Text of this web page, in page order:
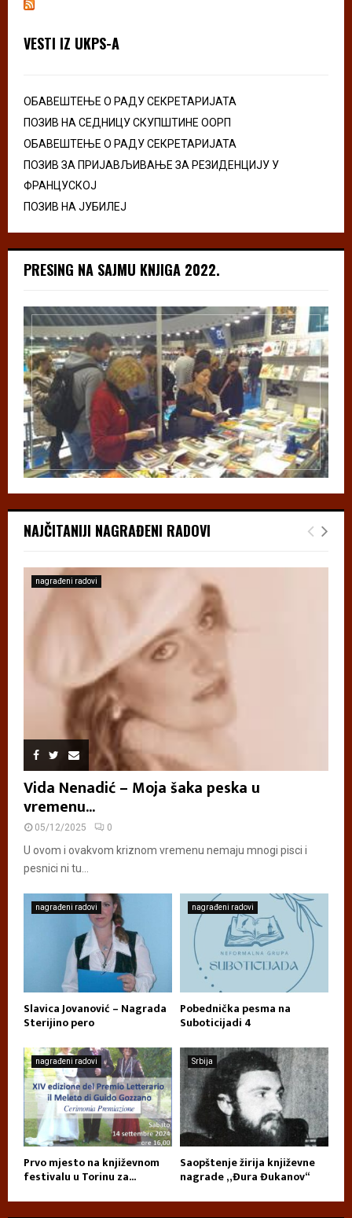
VESTI IZ UKPS-A
ОБАВЕШТЕЊЕ О РАДУ СЕКРЕТАРИЈАТА
ПОЗИВ НА СЕДНИЦУ СКУПШТИНЕ ООРП
ОБАВЕШТЕЊЕ О РАДУ СЕКРЕТАРИЈАТА
ПОЗИВ ЗА ПРИЈАВЉИВАЊЕ ЗА РЕЗИДЕНЦИЈУ У
ФРАНЦУСКОЈ
ПОЗИВ НА ЈУБИЛЕЈ
PRESING NA SAJMU KNJIGA 2022.
NAJČITANIJI NAGRAĐENI RADOVI
nagrađeni radovi
Vida Nenadić – Moja šaka peska u
vremenu...
05/12/2025 0
U ovom i ovakvom kriznom vremenu nemaju mnogi pisci i
pesnici ni tu...
nagrađeni radovi
Slavica Jovanović – Nagrada
Sterijino pero
nagrađeni radovi
Pobednička pesma na
Suboticijadi 4
nagrađeni radovi
Prvo mjesto na književnom
festivalu u Torinu za...
Srbija
Saopštenje žirija književne
nagrade „Đura Đukanov“